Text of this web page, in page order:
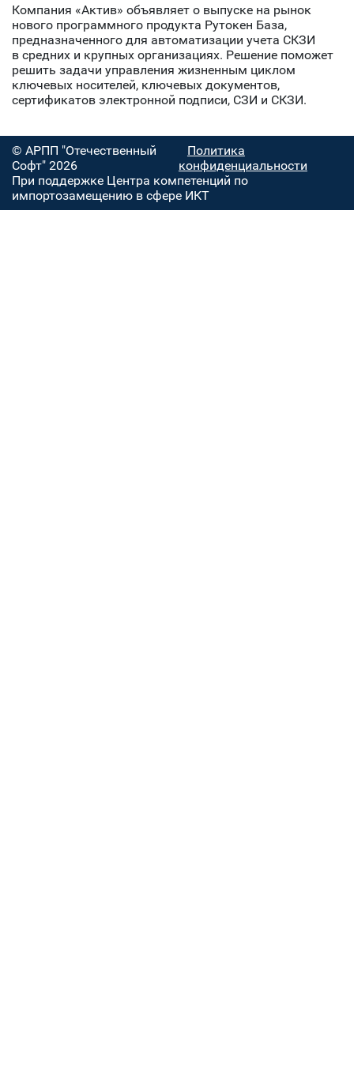
Компания «Актив» объявляет о выпуске на рынок
нового программного продукта Рутокен База,
предназначенного для автоматизации учета СКЗИ
в средних и крупных организациях. Решение поможет
решить задачи управления жизненным циклом
ключевых носителей, ключевых документов,
сертификатов электронной подписи, СЗИ и СКЗИ.
© АРПП "Отечественный
Софт" 2026
Политика
конфиденциальности
При поддержке Центра компетенций по
импортозамещению в сфере ИКТ